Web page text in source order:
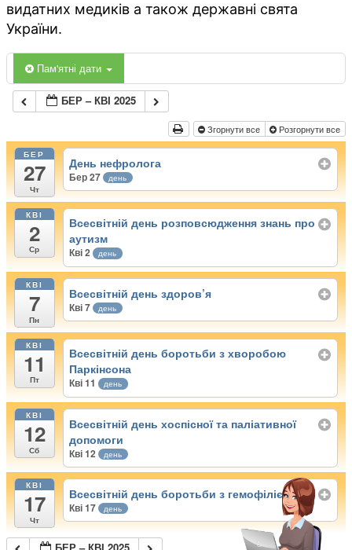
видатних медиків а також державні свята
України.
Пам'ятні дати
БЕР – КВІ 2025
Згорнути все Розгорнути все
БЕР
27
Чт
День нефролога
Бер 27 день
КВІ
2
Ср
Всесвітній день розповсюдження знань про
аутизм
Кві 2 день
КВІ
7
Пн
Всесвітній день здоров’я
Кві 7 день
КВІ
11
Пт
Всесвітній день боротьби з хворобою
Паркінсона
Кві 11 день
КВІ
12
Сб
Всесвітній день хоспісної та паліативної
допомоги
Кві 12 день
КВІ
17
Чт
Всесвітній день боротьби з гемофілією
Кві 17 день